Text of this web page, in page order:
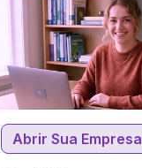
Abrir Sua Empresa